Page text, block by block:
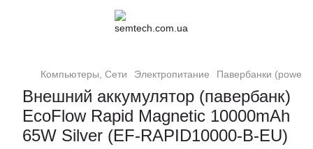
Компьютеры, Сети Электропитание Павербанки
Внешний аккумулятор (павербанк)
EcoFlow Rapid Magnetic 10000mAh
65W Silver (EF-RAPID10000-B-EU)